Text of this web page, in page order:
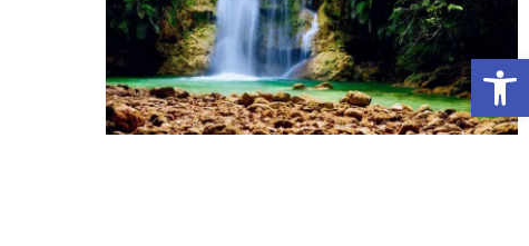
פתח סרגל נגישות